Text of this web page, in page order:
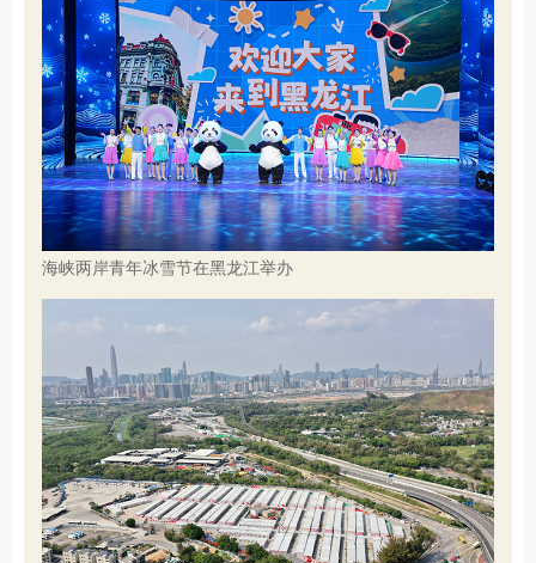
海峡两岸青年冰雪节在黑龙江举办